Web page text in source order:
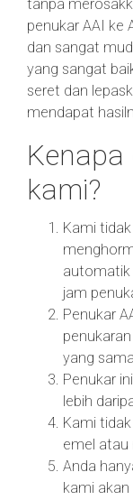
tanpa
penukar AAI ke
dan sangat
yang sangat
seret dan
mendapat
Kenapa
kami?
Kami
automatik
jam
Penukar
yang
Penukar
lebih
Kami
emel atau
Anda
kami akan